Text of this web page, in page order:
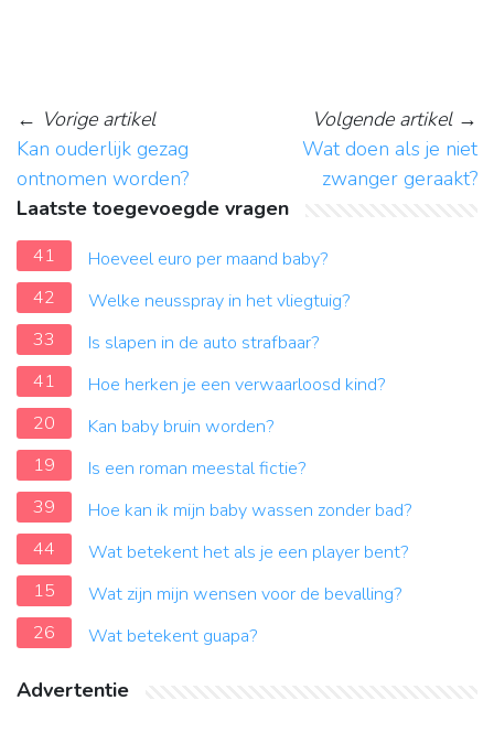
← Vorige artikel
Kan ouderlijk gezag
ontnomen worden?
Volgende artikel→
Wat doen als je niet
zwanger geraakt?
Laatste toegevoegde vragen
41
Hoeveel euro per maand baby?
42
Welke neusspray in het vliegtuig?
33
Is slapen in de auto strafbaar?
41
Hoe herken je een verwaarloosd kind?
20
Kan baby bruin worden?
19
Is een roman meestal fictie?
39
Hoe kan ik mijn baby wassen zonder bad?
44
Wat betekent het als je een player bent?
15
Wat zijn mijn wensen voor de bevalling?
26
Wat betekent guapa?
Advertentie